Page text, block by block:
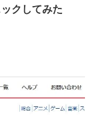
クしてみた